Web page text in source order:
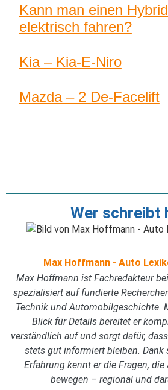
Kann man einen
elektrisch fahren?
Kia – Kia-E-Niro
Mazda – 2 De-Facelift
Wer schreibt
Max Hoffmann - Auto
Max Hoffmann ist Fachredakteur
spezialisiert auf fundierte
Technik und Automobilgeschichte.
Blick für Details bereitet er
verständlich auf und sorgt dafür,
stets gut informiert bleiben. Dank
Erfahrung kennt er die Fragen,
bewegen – regional und